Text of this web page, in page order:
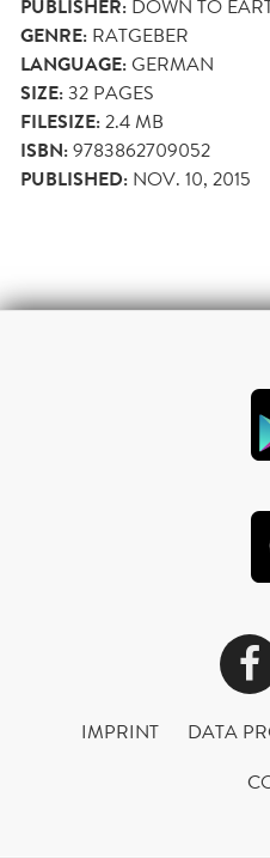
PUBLISHER: DOWN TO
GENRE: RATGEBER
LANGUAGE:GERMAN
SIZE:32 PAGES
FILESIZE:2.4 MB
ISBN:9783862709052
PUBLISHED: NOV. 10, 2015
IMPRINT DATA